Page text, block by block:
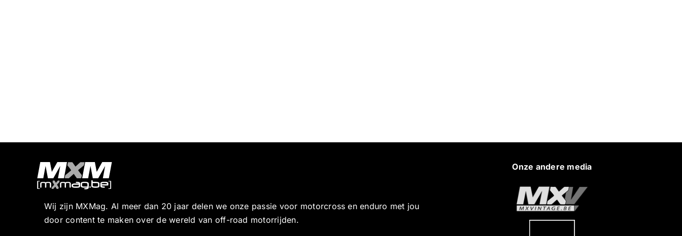
Wij zijn MXMag. Al meer dan 20 jaar delen we onze passie voor motorcross en enduro met jou
door content te maken over de wereld van off-road motorrijden.
Onze andere media